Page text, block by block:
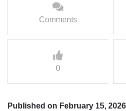
Comments
0
Published on February 15,